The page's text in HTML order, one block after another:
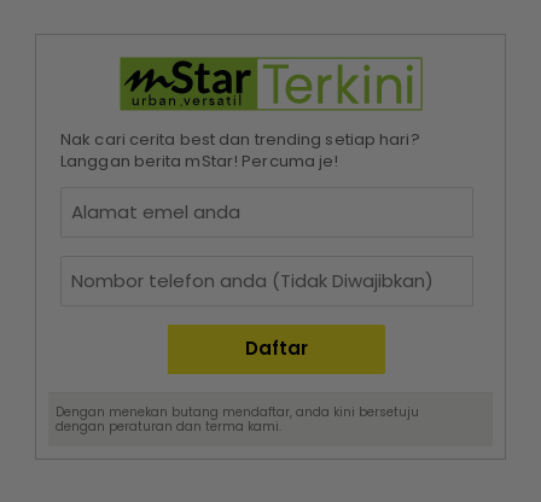
Nak cari cerita best dan trending setiap hari?
Langgan berita mStar! Percuma je!
Dengan menekan butang mendaftar, anda kini bersetuju
dengan peraturan dan terma kami.